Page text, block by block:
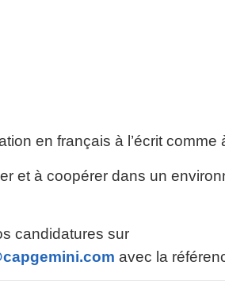
en français à l’écrit comme
et à coopérer dans un
candidatures sur
avec la